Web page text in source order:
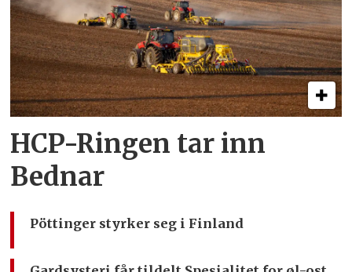
HCP-Ringen tar inn
Bednar
Pöttinger styrker seg i Finland